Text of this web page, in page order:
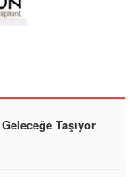
Taşıyor